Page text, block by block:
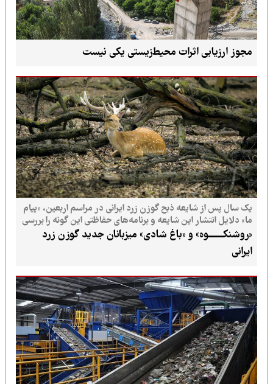
مجوز ارزیابی اثرات محیط‌زیستی یکی نیست
یک سال پس از شایعه ذبح گوزن زرد ایرانی در مراسم اربعین، «پیام
ما» دلایل انتشار این شایعه و برنامه‌های حفاظتی این گونه را بررسی
می‌کند
«روشنکــــــــوه» و «باغ شادی» میزبانان جدید گوزن زرد
ایرانی